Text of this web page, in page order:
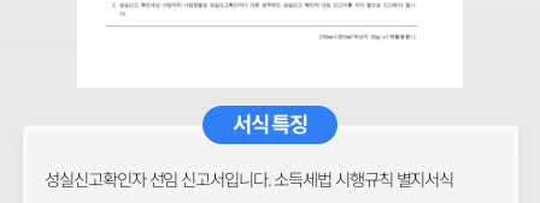
서식 특징
성실신고확인자 선임 신고서입니다. 소득세법 시행규칙 별지서식